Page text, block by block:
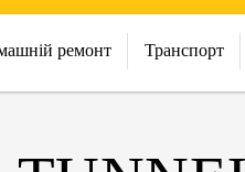
ремонт Транспорт